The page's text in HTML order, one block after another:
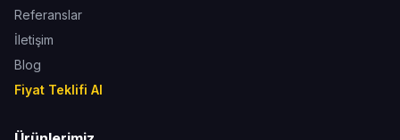
Referanslar
İletişim
Blog
Fiyat Teklifi Al